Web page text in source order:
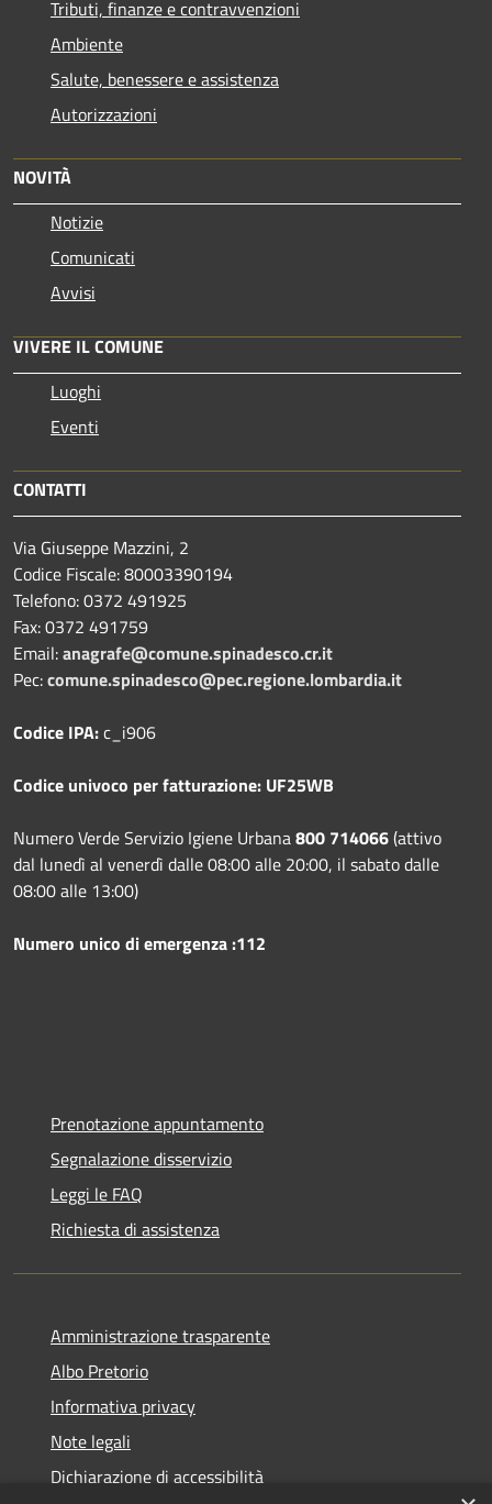
Tributi, finanze e contravvenzioni
Ambiente
Salute, benessere e assistenza
Autorizzazioni
NOVITÀ
Notizie
Comunicati
Avvisi
VIVERE IL COMUNE
Luoghi
Eventi
CONTATTI
Via Giuseppe Mazzini, 2
Codice Fiscale: 80003390194
Telefono:0372 491925
Fax:0372 491759
Email:anagrafe@comune.spinadesco.cr.it
Pec:comune.spinadesco@pec.regione.lombardia.it
Codice IPA:c_i906
Codice univoco per fatturazione: UF25WB
Numero Verde Servizio Igiene Urbana800 714066(attivo
dal lunedì al venerdì dalle 08:00 alle 20:00, il sabato dalle
08:00 alle 13:00)
Numero unico di emergenza :112
Prenotazione appuntamento
Segnalazione disservizio
Leggi le FAQ
Richiesta di assistenza
Amministrazione trasparente
Albo Pretorio
Informativa privacy
Note legali
Dichiarazione di accessibilità